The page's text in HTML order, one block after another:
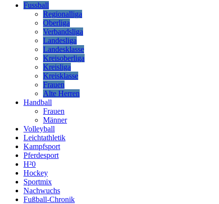
Fussball
Regionalliga
Oberliga
Verbandsliga
Landesliga
Landesklasse
Kreisoberliga
Kreisliga
Kreisklasse
Frauen
Alte Herren
Handball
Frauen
Männer
Volleyball
Leichtathletik
Kampfsport
Pferdesport
H²0
Hockey
Sportmix
Nachwuchs
Fußball-Chronik